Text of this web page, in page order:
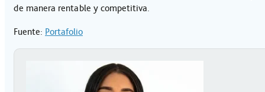
de manera rentable y competitiva.
Fuente: Portafolio